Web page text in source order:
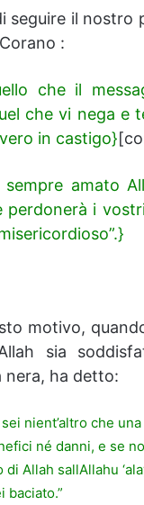
seguire il nostro
:
che il
che vi nega e
in castigo}
sempre amato
perdonerà i
motivo,
sia
nera, ha detto:
nient’altro che
né danni, e se
Allah sallAllahu
baciato.”